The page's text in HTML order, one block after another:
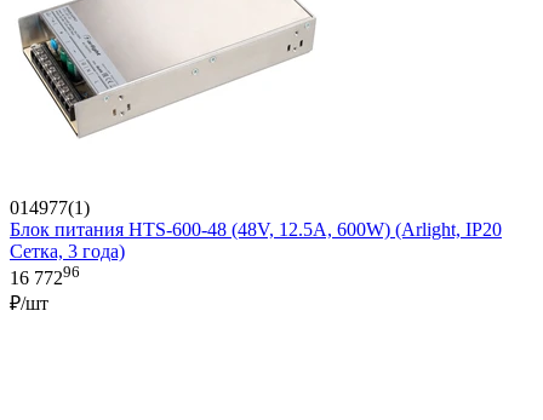
014977(1)
Блок питания HTS-600-48 (48V, 12.5A, 600W) (Arlight, IP20
Сетка, 3 года)
16 77296
₽/шт